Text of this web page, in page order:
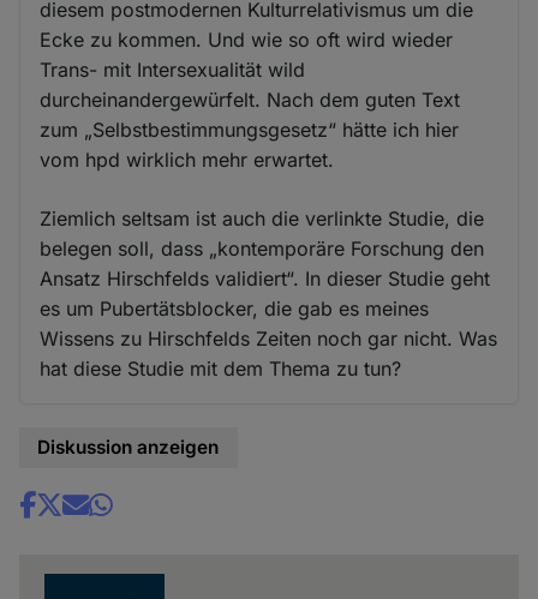
diesem postmodernen Kulturrelativismus um die
Ecke zu kommen. Und wie so oft wird wieder
Trans- mit Intersexualität wild
durcheinandergewürfelt. Nach dem guten Text
zum „Selbstbestimmungsgesetz“ hätte ich hier
vom hpd wirklich mehr erwartet.
Ziemlich seltsam ist auch die verlinkte Studie, die
belegen soll, dass „kontemporäre Forschung den
Ansatz Hirschfelds validiert“. In dieser Studie geht
es um Pubertätsblocker, die gab es meines
Wissens zu Hirschfelds Zeiten noch gar nicht. Was
hat diese Studie mit dem Thema zu tun?
Diskussion anzeigen
Share